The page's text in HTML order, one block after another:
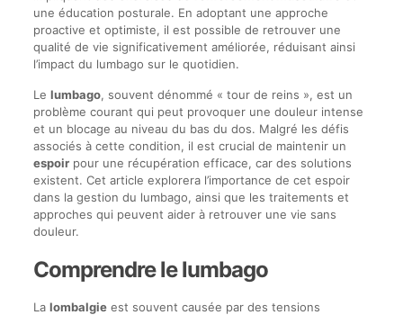
une éducation posturale. En adoptant une approche
proactive et optimiste, il est possible de retrouver une
qualité de vie significativement améliorée, réduisant ainsi
l’impact du lumbago sur le quotidien.
Le lumbago, souvent dénommé « tour de reins », est un
problème courant qui peut provoquer une douleur intense
et un blocage au niveau du bas du dos. Malgré les défis
associés à cette condition, il est crucial de maintenir un
espoirpour une récupération efficace, car des solutions
existent. Cet article explorera l’importance de cet espoir
dans la gestion du lumbago, ainsi que les traitements et
approches qui peuvent aider à retrouver une vie sans
douleur.
Comprendre le lumbago
La lombalgieest souvent causée par des tensions